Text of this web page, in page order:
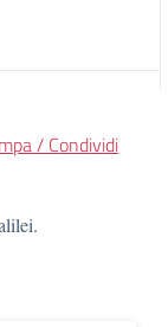
/ Condividi